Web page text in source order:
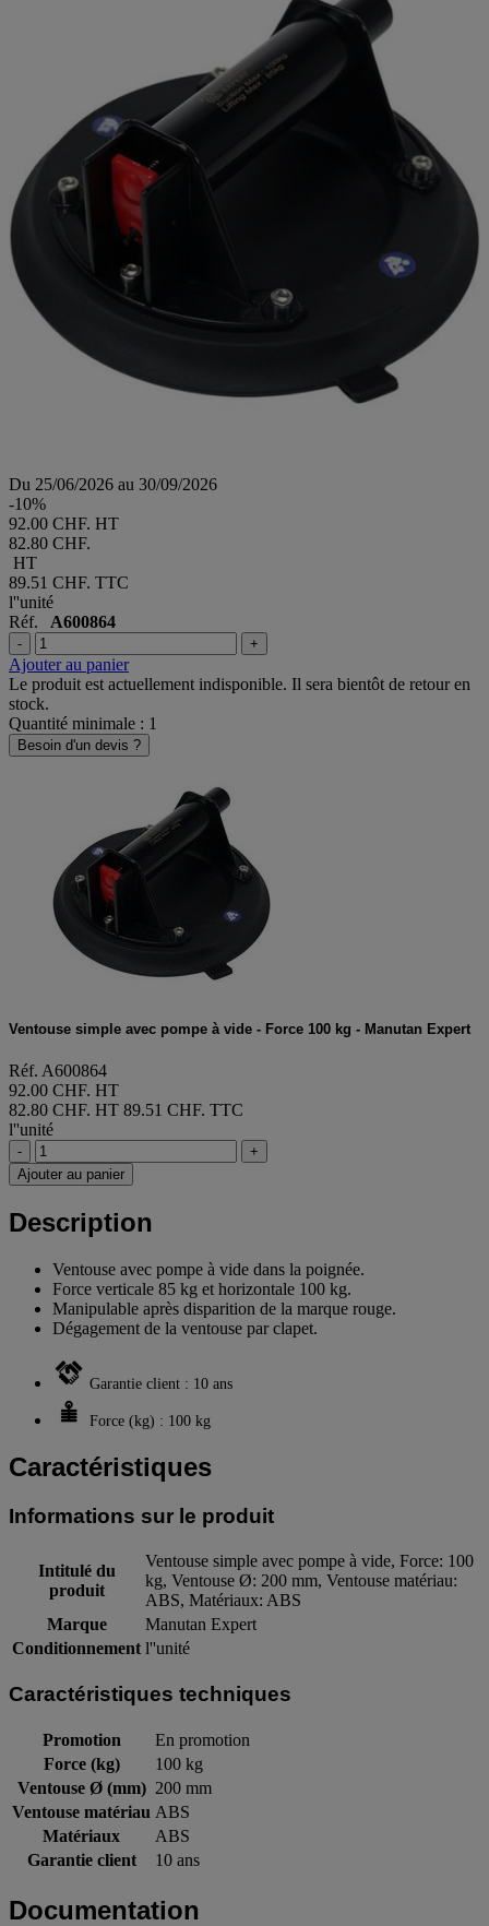
Du 25/06/2026 au 30/09/2026
-10%
92.00 CHF. HT
82.80 CHF.
HT
89.51 CHF. TTC
l''unité
Réf. A600864
- +
Ajouter au panier
Le produit est actuellement indisponible. Il sera bientôt de retour en
stock.
Quantité minimale : 1
Besoin d'un devis ?
Ventouse simple avec pompe à vide - Force 100 kg - Manutan Expert
Réf. A600864
92.00 CHF. HT
82.80 CHF. HT 89.51 CHF. TTC
l''unité
-
+
Ajouter au panier
Description
Ventouse avec pompe à vide dans la poignée.
Force verticale 85 kg et horizontale 100 kg.
Manipulable après disparition de la marque rouge.
Dégagement de la ventouse par clapet.
Garantie client : 10 ans
Force (kg) : 100 kg
Caractéristiques
Informations sur le produit
Intitulé du
produit
Ventouse simple avec pompe à vide, Force: 100
kg, Ventouse Ø: 200 mm, Ventouse matériau:
ABS, Matériaux: ABS
Marque
Manutan Expert
Conditionnement l''unité
Caractéristiques techniques
Promotion
En promotion
Force (kg)
100 kg
Ventouse Ø (mm) 200 mm
Ventouse matériau ABS
Matériaux
ABS
Garantie client
10 ans
Documentation